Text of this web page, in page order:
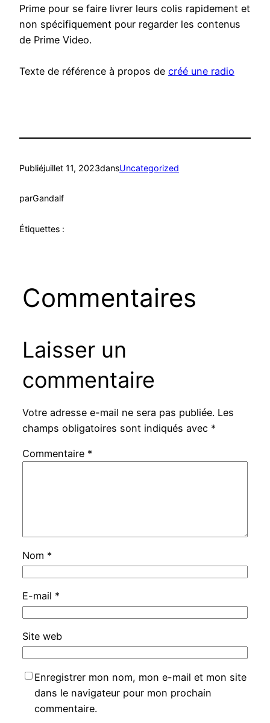
Prime pour se faire livrer leurs colis rapidement et
non spécifiquement pour regarder les contenus
de Prime Video.
Texte de référence à propos de créé une radio
Publiéjuillet 11, 2023dansUncategorized
parGandalf
Étiquettes :
Commentaires
Laisser un
commentaire
Votre adresse e-mail ne sera pas publiée. Les
champs obligatoires sont indiqués avec *
Commentaire *
Nom *
E-mail *
Site web
Enregistrer mon nom, mon e-mail et mon site
dans le navigateur pour mon prochain
commentaire.